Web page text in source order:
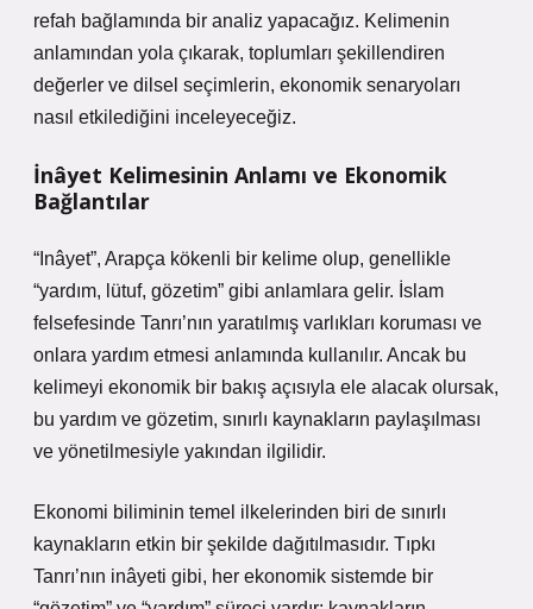
refah bağlamında bir analiz yapacağız. Kelimenin
anlamından yola çıkarak, toplumları şekillendiren
değerler ve dilsel seçimlerin, ekonomik senaryoları
nasıl etkilediğini inceleyeceğiz.
İnâyet Kelimesinin Anlamı ve Ekonomik
Bağlantılar
“Inâyet”, Arapça kökenli bir kelime olup, genellikle
“yardım, lütuf, gözetim” gibi anlamlara gelir. İslam
felsefesinde Tanrı’nın yaratılmış varlıkları koruması ve
onlara yardım etmesi anlamında kullanılır. Ancak bu
kelimeyi ekonomik bir bakış açısıyla ele alacak olursak,
bu yardım ve gözetim, sınırlı kaynakların paylaşılması
ve yönetilmesiyle yakından ilgilidir.
Ekonomi biliminin temel ilkelerinden biri de sınırlı
kaynakların etkin bir şekilde dağıtılmasıdır. Tıpkı
Tanrı’nın inâyeti gibi, her ekonomik sistemde bir